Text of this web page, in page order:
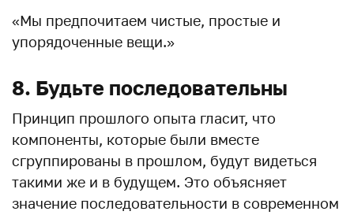
«Мы предпочитаем чистые, простые и
упорядоченные вещи.»
8. Будьте последовательны
Принцип прошлого опыта гласит, что
компоненты, которые были вместе
сгруппированы в прошлом, будут видеться
такими же и в будущем. Это объясняет
значение последовательности в современном